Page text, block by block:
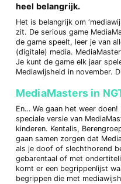
heel belangrijk.
Het is belangrijk om
zit. De serious game
de game speelt, leer je van
(digitale) media.
Je kunt de game elk jaar
Mediawijsheid in november.
MediaMasters in
En… We gaan het weer
speciale versie van
kinderen. Kentalis,
gaan samen zorgen dat
als je doof of slechthorend
gebarentaal of met
komt er een begrippenlijst
begrippen die met